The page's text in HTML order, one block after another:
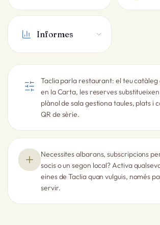
Informes
Taclia parla restaurant: el teu
en la Carta, les reserves
plànol de sala gestiona taules, plats i
QR de sèrie.
Necessites albarans, subscripcions
socis o un segon local? Activa
eines de Taclia quan vulguis, només
servir.